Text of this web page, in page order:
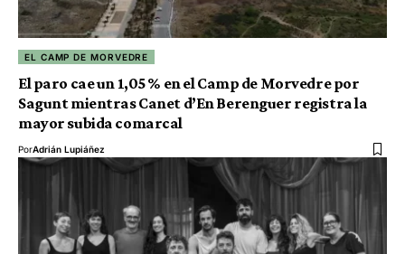
EL CAMP DE MORVEDRE
El paro cae un 1,05 % en el Camp de Morvedre por
Sagunt mientras Canet d’En Berenguer registra la
mayor subida comarcal
PorAdrián Lupiáñez